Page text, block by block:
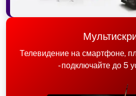
Телевидение на смартфоне,
- подключайте до 5